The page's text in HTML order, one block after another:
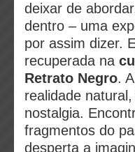
deixar de
dentro – uma
por assim dizer.
recuperada na
Retrato Negro.
realidade
nostalgia.
fragmentos do
desperta a